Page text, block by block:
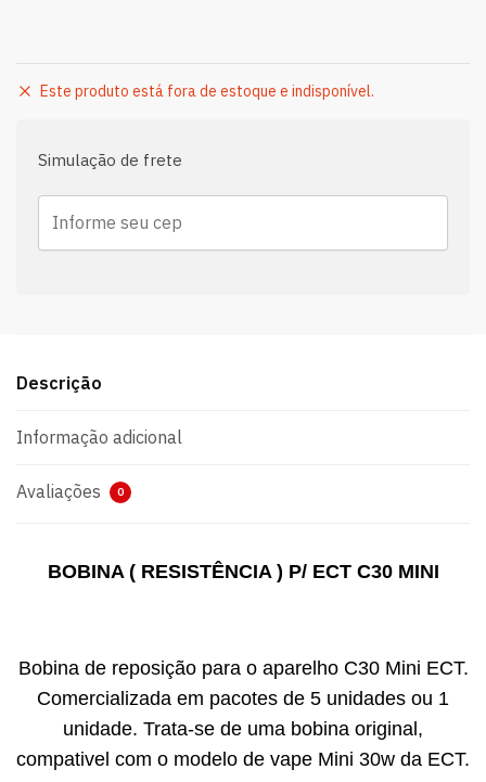
Este produto está fora de estoque e indisponível.
Simulação de frete
Descrição
Informação adicional
Avaliações 0
BOBINA ( RESISTÊNCIA ) P/ ECT C30 MINI
Bobina de reposição para o aparelho C30 Mini ECT.
Comercializada em pacotes de 5 unidades ou 1
unidade. Trata-se de uma bobina original,
compativel com o modelo de vape Mini 30w da ECT.